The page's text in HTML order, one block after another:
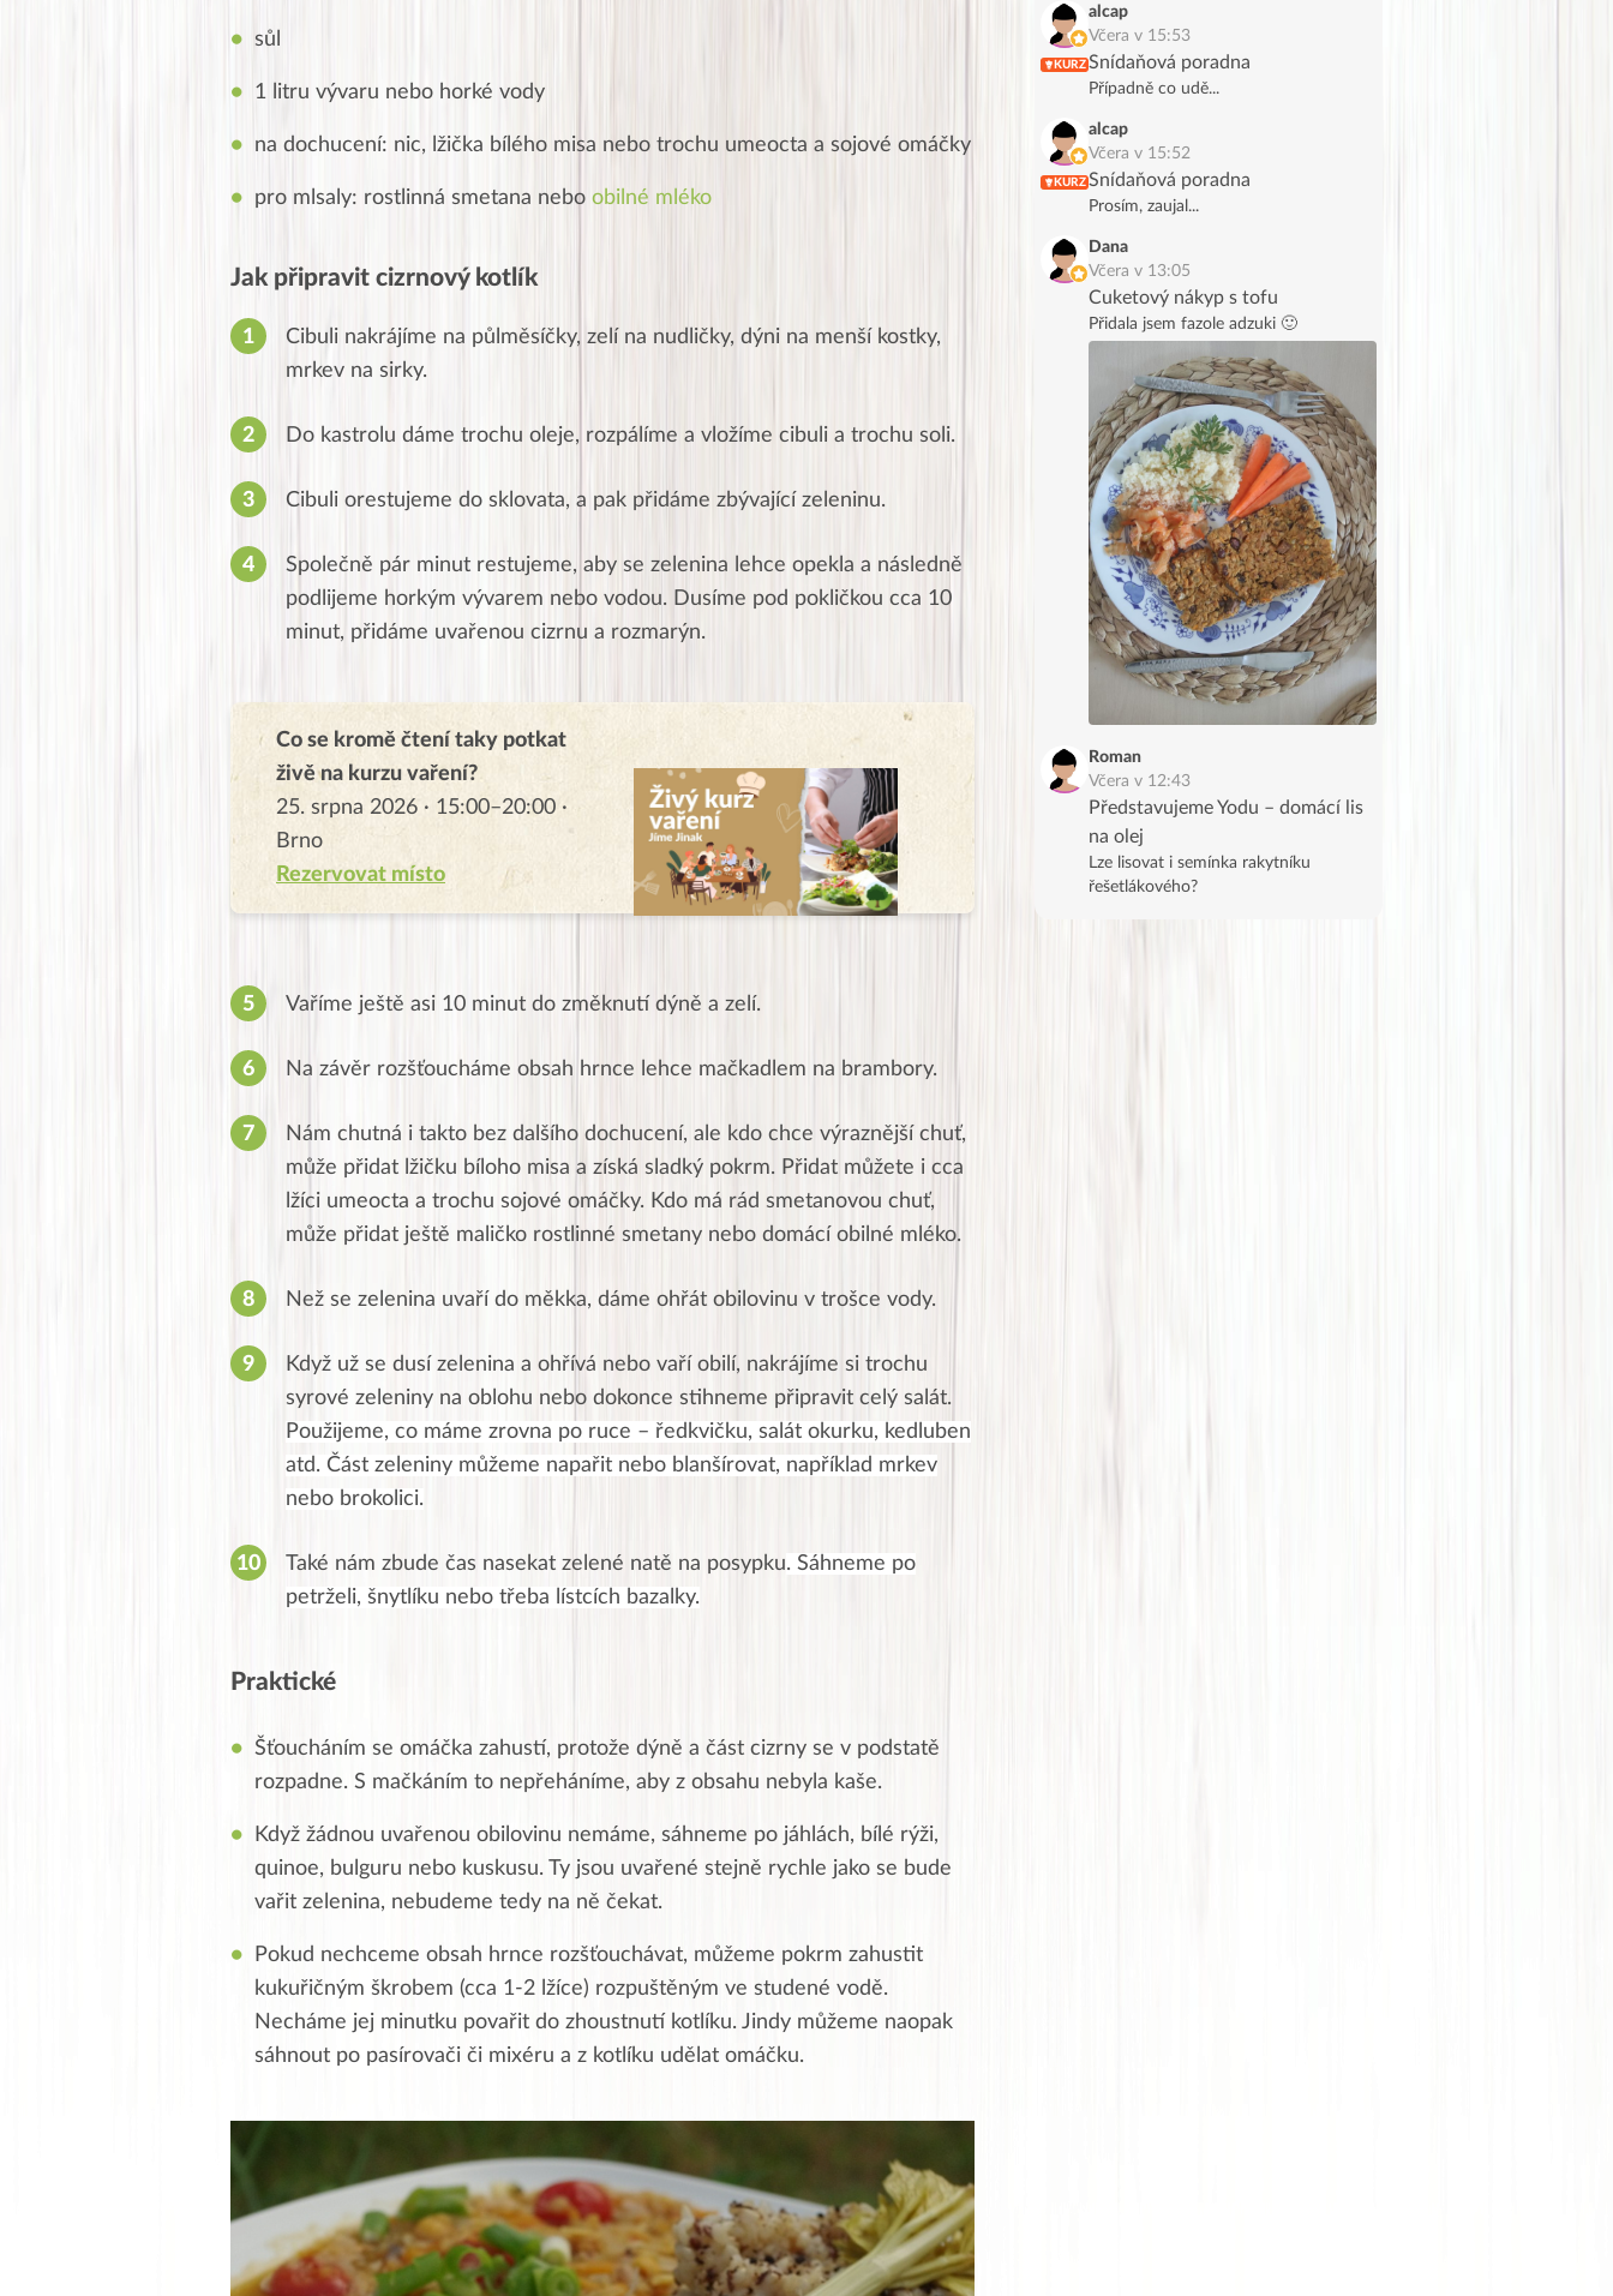
sůl
1 litru vývaru nebo horké vody
na dochucení: nic, lžička bílého misa nebo trochu umeocta a sojové omáčky
pro mlsaly: rostlinná smetana nebo obilné mléko
Jak připravit cizrnový kotlík
Cibuli nakrájíme na půlměsíčky, zelí na nudličky, dýni na menší kostky,
mrkev na sirky.
Do kastrolu dáme trochu oleje, rozpálíme a vložíme cibuli a trochu soli.
Cibuli orestujeme do sklovata, a pak přidáme zbývající zeleninu.
Společně pár minut restujeme, aby se zelenina lehce opekla a následně
podlijeme horkým vývarem nebo vodou. Dusíme pod pokličkou cca 10
minut, přidáme uvařenou cizrnu a rozmarýn.
Co se kromě čtení taky potkat
živě na kurzu vaření?
25. srpna 2026 · 15:00–20:00 ·
Brno
Rezervovat místo
Vaříme ještě asi 10 minut do změknutí dýně a zelí.
Na závěr rozšťoucháme obsah hrnce lehce mačkadlem na brambory.
Nám chutná i takto bez dalšího dochucení, ale kdo chce výraznější chuť,
může přidat lžičku bíloho misa a získá sladký pokrm. Přidat můžete i cca
lžíci umeocta a trochu sojové omáčky. Kdo má rád smetanovou chuť,
může přidat ještě maličko rostlinné smetany nebo domácí obilné mléko.
Než se zelenina uvaří do měkka, dáme ohřát obilovinu v trošce vody.
Když už se dusí zelenina a ohřívá nebo vaří obilí, nakrájíme si trochu
syrové zeleniny na oblohu nebo dokonce stihneme připravit celý salát.
Použijeme, co máme zrovna po ruce – ředkvičku, salát okurku, kedluben
atd. Část zeleniny můžeme napařit nebo blanšírovat, například mrkev
nebo brokolici.
Také nám zbude čas nasekat zelené natě na posypku. Sáhneme po
petrželi, šnytlíku nebo třeba lístcích bazalky.
Praktické
Šťoucháním se omáčka zahustí, protože dýně a část cizrny se v podstatě
rozpadne. S mačkáním to nepřeháníme, aby z obsahu nebyla kaše.
Když žádnou uvařenou obilovinu nemáme, sáhneme po jáhlách, bílé rýži,
quinoe, bulguru nebo kuskusu. Ty jsou uvařené stejně rychle jako se bude
vařit zelenina, nebudeme tedy na ně čekat.
Pokud nechceme obsah hrnce rozšťouchávat, můžeme pokrm zahustit
kukuřičným škrobem (cca 1-2 lžíce) rozpuštěným ve studené vodě.
Necháme jej minutku povařit do zhoustnutí kotlíku. Jindy můžeme naopak
sáhnout po pasírovači či mixéru a z kotlíku udělat omáčku.
KURZ
alcap
Včera v 15:53
Snídaňová poradna
Případně co udě...
KURZ
alcap
Včera v 15:52
Snídaňová poradna
Prosím, zaujal...
Dana
Včera v 13:05
Cuketový nákyp s tofu
Přidala jsem fazole adzuki 🙂
Roman
Včera v 12:43
Představujeme Yodu – domácí lis
na olej
Lze lisovat i semínka rakytníku
řešetlákového?